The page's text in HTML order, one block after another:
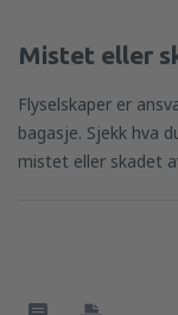
Mistet eller
Flyselskaper er
bagasje. Sjekk hva
mistet eller skadet